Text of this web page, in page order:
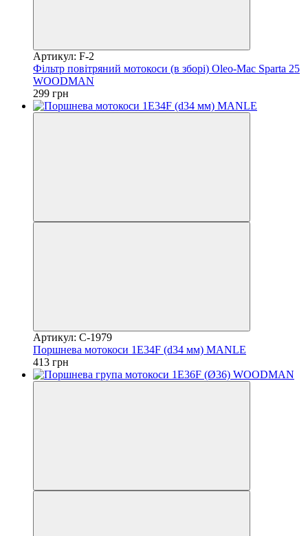
Артикул: F-2
Фільтр повітряний мотокоси (в зборі) Oleo-Mac Sparta 25
WOODMAN
299 грн
Артикул: C-1979
Поршнева мотокоси 1E34F (d34 мм) MANLE
413 грн